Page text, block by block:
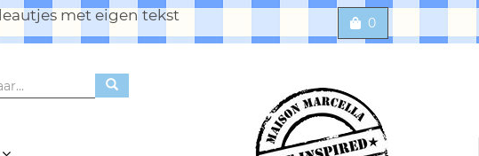
met eigen tekst 0